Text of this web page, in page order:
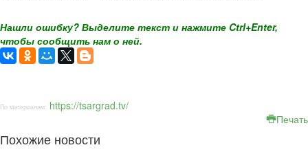
Нашли ошибку? Выделите текст и нажмите Ctrl+Enter,
чтобы сообщить нам о ней.
По материалам: https://tsargrad.tv/
Печать
Похожие новости